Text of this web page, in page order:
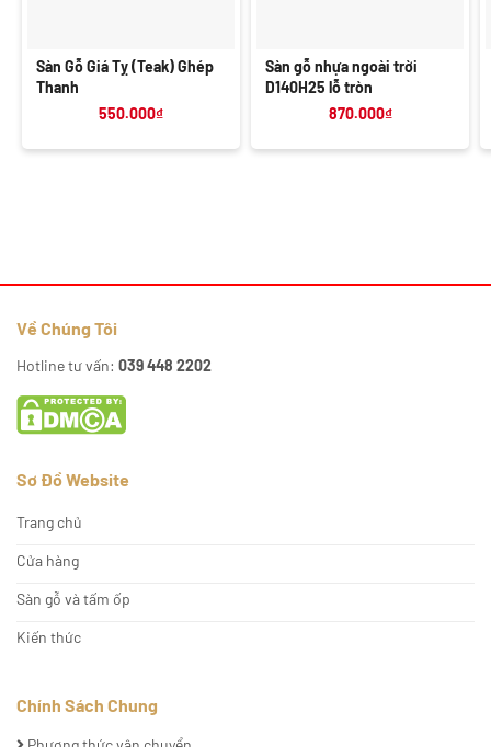
Sàn Gỗ Giá Tỵ (Teak) Ghép
Thanh
550.000₫
Sàn gỗ nhựa ngoài trời
D140H25 lỗ tròn
870.000₫
Về Chúng Tôi
Hotline tư vấn: 039 448 2202
Sơ Đồ Website
Trang chủ
Cửa hàng
Sàn gỗ và tấm ốp
Kiến thức
Chính Sách Chung